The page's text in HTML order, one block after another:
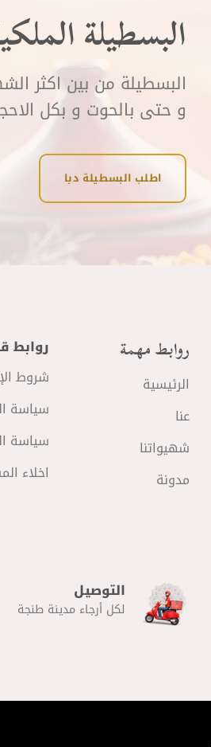
البسطيلة
البسطيلة من بين اكثر
و حتى بالحوت و بكل
اطلب البسطيلة دبا
روابط مهمة
الرئيسية
عنا
شهيواتنا
مدونة
روابط
شروط
سياسة
سياسة
اخلاء
التوصيل
لكل أرجاء مدينة طنجة